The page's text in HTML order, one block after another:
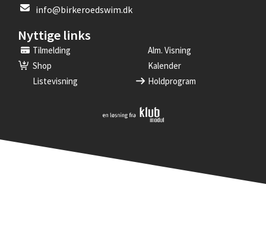
info@birkeroedswim.dk
Nyttige links
Tilmelding
Alm. Visning
Shop
Kalender
Listevisning
Holdprogram